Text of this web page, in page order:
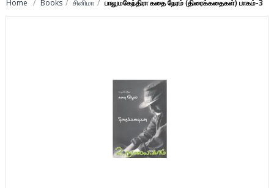
Home Books சினிமா பாலுமகேந்திரா கதை நேரம் (திரைக்கதைகள்) பாகம்-3